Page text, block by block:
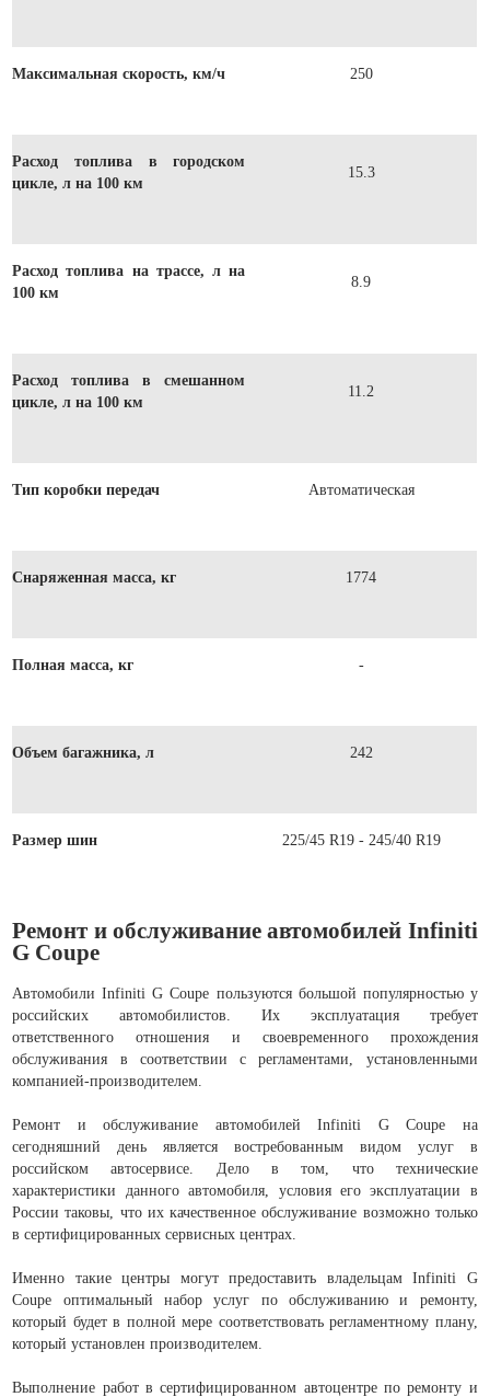
Максимальная скорость, км/ч 250
Расход топлива в городском
цикле, л на 100 км
15.3
Расход топлива на трассе, л на
100 км
8.9
Расход топлива в смешанном
цикле, л на 100 км
11.2
Тип коробки передач Автоматическая
Снаряженная масса, кг 1774
Полная масса, кг -
Объем багажника, л 242
Размер шин 225/45 R19 - 245/40 R19
Ремонт и обслуживание автомобилей Infiniti
G Coupe
Автомобили Infiniti G Coupe пользуются большой популярностью у
российских автомобилистов. Их эксплуатация требует
ответственного отношения и своевременного прохождения
обслуживания в соответствии с регламентами, установленными
компанией-производителем.
Ремонт и обслуживание автомобилей Infiniti G Coupe на
сегодняшний день является востребованным видом услуг в
российском автосервисе. Дело в том, что технические
характеристики данного автомобиля, условия его эксплуатации в
России таковы, что их качественное обслуживание возможно только
в сертифицированных сервисных центрах.
Именно такие центры могут предоставить владельцам Infiniti G
Coupe оптимальный набор услуг по обслуживанию и ремонту,
который будет в полной мере соответствовать регламентному плану,
который установлен производителем.
Выполнение работ в сертифицированном автоцентре по ремонту и